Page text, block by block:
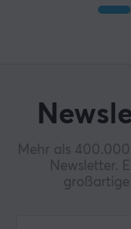
Mehr als
Newsletter.
großartige